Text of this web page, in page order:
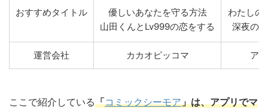
おすすめタイトル
優しいあなたを守る方法
山田くんとLv999の恋をする
わたしの
深夜の
運営会社 カカオピッコマ ア
ここで紹介している「コミックシーモア」は、アプリでマ